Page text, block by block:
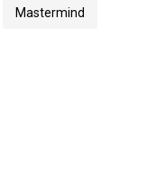
Mastermind